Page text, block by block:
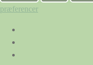
præferencer